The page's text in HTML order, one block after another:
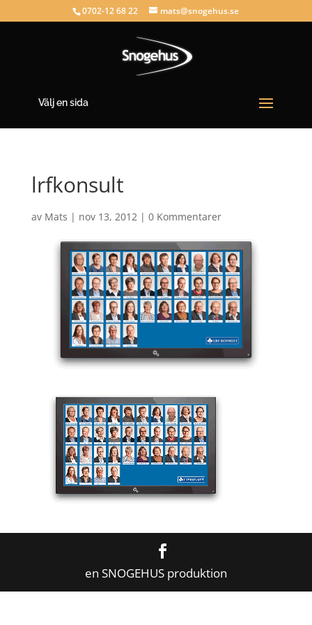
0702-12 68 22 mats@snogehus.se
Välj en sida
lrfkonsult
av Mats | nov 13, 2012| 0 Kommentarer
en SNOGEHUS produktion